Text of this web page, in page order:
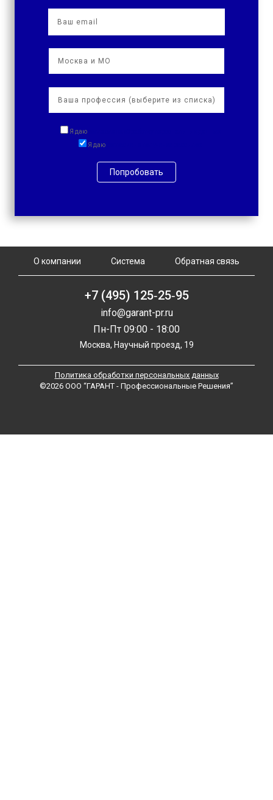
Я даю
Я даю
Попробовать
О компании Система Обратная связь
+7 (495) 125‑25‑95
info@garant-pr.ru
Пн-Пт 09:00 - 18:00
Москва, Научный проезд, 19
Политика обработки персональных данных
©2026 ООО “ГАРАНТ - Профессиональные Решения”